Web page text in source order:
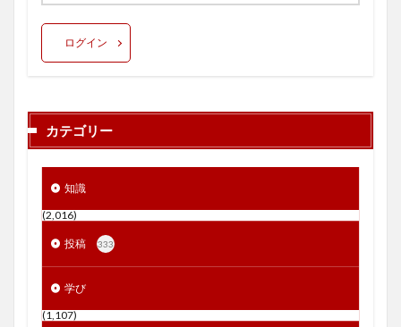
ログイン
カテゴリー
知識
(2,016)
投稿 333
学び
(1,107)